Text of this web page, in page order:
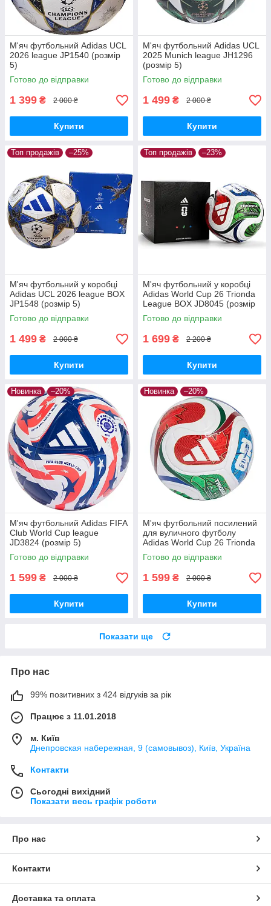
М'яч футбольний Adidas UCL
2026 league JP1540 (розмір
5)
Готово до відправки
1 399 ₴ 2 000 ₴
Купити
М'яч футбольний Adidas UCL
2025 Munich league JH1296
(розмір 5)
Готово до відправки
1 499 ₴ 2 000 ₴
Купити
Топ продажів –25%
М'яч футбольний у коробці
Adidas UCL 2026 league BOX
JP1548 (розмір 5)
Готово до відправки
1 499 ₴ 2 000 ₴
Купити
Топ продажів –23%
М'яч футбольний у коробці
Adidas World Cup 26 Trionda
League BOX JD8045 (розмір
5)
Готово до відправки
1 699 ₴ 2 200 ₴
Купити
Новинка –20%
М'яч футбольний Adidas FIFA
Club World Cup league
JD3824 (розмір 5)
Готово до відправки
1 599 ₴ 2 000 ₴
Купити
Новинка –20%
М'яч футбольний посилений
для вуличного футболу
Adidas World Cup 26 Trionda
League Street JD8035 (розмір
5)
Готово до відправки
1 599 ₴ 2 000 ₴
Купити
Показати ще
Про нас
99% позитивних з 424 відгуків за рік
Працює з 11.01.2018
м. Київ
Днепровская набережная, 9 (самовывоз), Київ, Україна
Контакти
Сьогодні вихідний
Показати весь графік роботи
Про нас
Контакти
Доставка та оплата